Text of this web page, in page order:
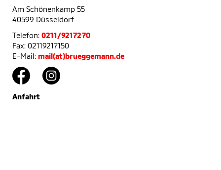
Am Schönenkamp 55
40599 Düsseldorf
Telefon: 0211/9217270
Fax: 02119217150
E-Mail: mail(at)brueggemann.de
Anfahrt